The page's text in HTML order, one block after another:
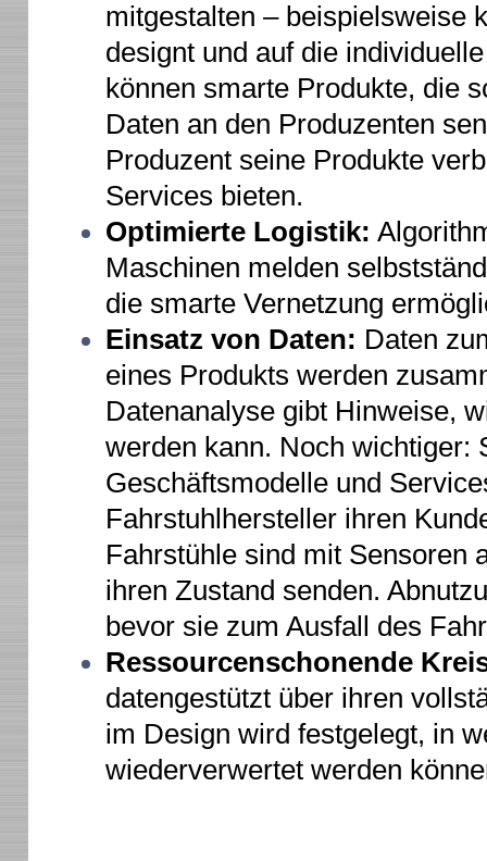
mitgestalten – beispielsweise
designt und auf die
können smarte Produkte, die
Daten an den Produzenten
Produzent seine Produkte
Services bieten.
Optimierte Logistik:
Maschinen melden
die smarte Vernetzung
Einsatz von Daten: Daten
eines Produkts werden
Datenanalyse gibt Hinweise,
werden kann. Noch wichtiger:
Geschäftsmodelle und
Fahrstuhlhersteller ihren
Fahrstühle sind mit Sensoren
ihren Zustand senden.
bevor sie zum Ausfall des
Ressourcenschonende
datengestützt über ihren
im Design wird festgelegt, in
wiederverwertet werden